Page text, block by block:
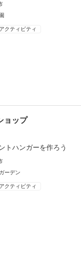
クティビティ
ョップ
トハンガーを作ろう
ーデン
クティビティ